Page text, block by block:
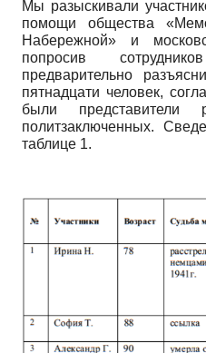
Мы разыскивали
помощи общества
Набережной» и
попросив
предварительно
пятнадцати человек,
были представители
политзаключенных.
таблице 1.